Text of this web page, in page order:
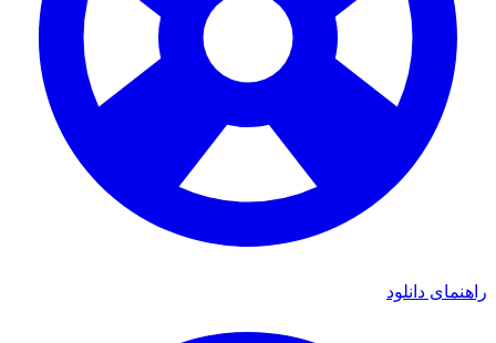
دانلود